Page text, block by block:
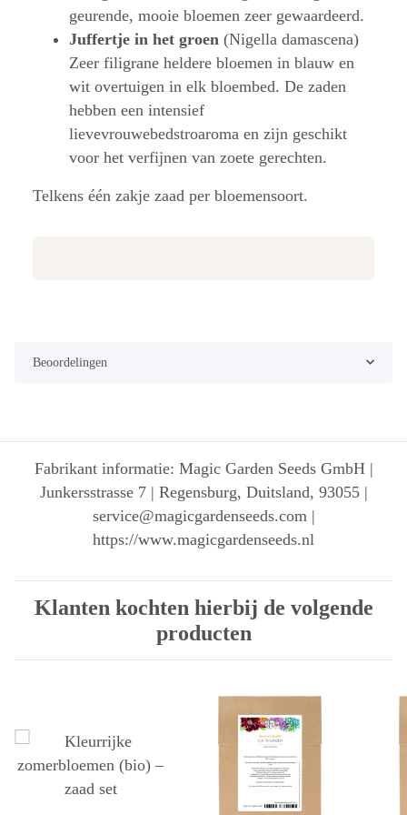
geurende, mooie bloemen zeer gewaardeerd.
Juffertje in het groen (Nigella damascena)
Zeer filigrane heldere bloemen in blauw en
wit overtuigen in elk bloembed. De zaden
hebben een intensief
lievevrouwebedstroaroma en zijn geschikt
voor het verfijnen van zoete gerechten.
Telkens één zakje zaad per bloemensoort.
Beoordelingen
Fabrikant informatie: Magic Garden Seeds GmbH |
Junkersstrasse 7 | Regensburg, Duitsland, 93055 |
service@magicgardenseeds.com |
https://www.magicgardenseeds.nl
Klanten kochten hierbij de volgende
producten